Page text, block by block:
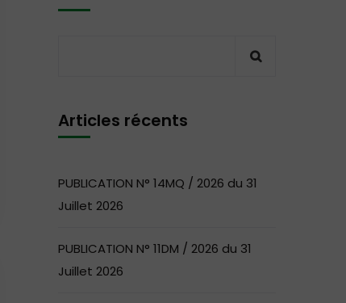
Articles récents
PUBLICATION N° 14MQ / 2026 du 31
Juillet 2026
PUBLICATION N° 11DM / 2026 du 31
Juillet 2026